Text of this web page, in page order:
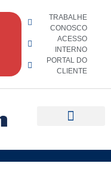
TRABALHE
CONOSCO
ACESSO
INTERNO
PORTAL DO
CLIENTE